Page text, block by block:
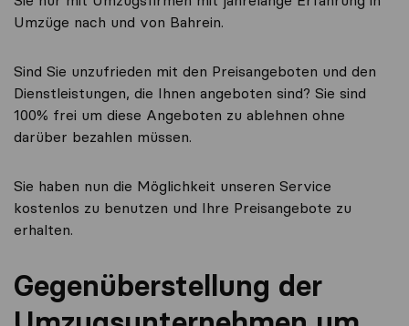
Umzüge nach und von Bahrein.
Sind Sie unzufrieden mit den Preisangeboten und den
Dienstleistungen, die Ihnen angeboten sind? Sie sind
100% frei um diese Angeboten zu ablehnen ohne
darüber bezahlen müssen.
Sie haben nun die Möglichkeit unseren Service
kostenlos zu benutzen und Ihre Preisangebote zu
erhalten.
Gegenüberstellung der